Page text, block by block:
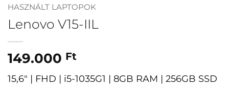
HASZNÁLT LAPTOPOK
Lenovo V15-IIL
149.000 Ft
15,6″ | FHD | i5-1035G1 | 8GB RAM | 256GB SSD